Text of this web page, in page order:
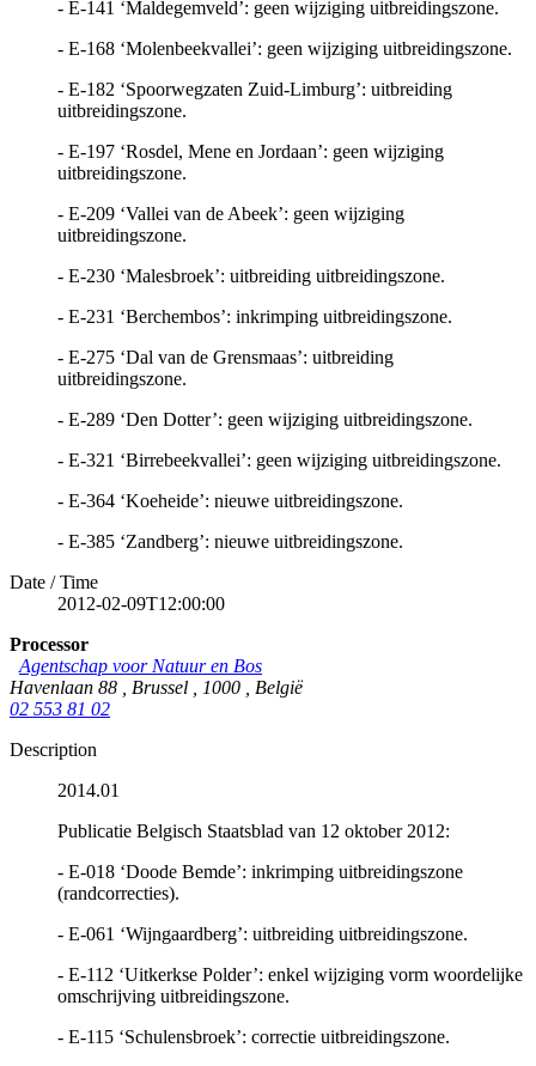
- E-141 ‘Maldegemveld’: geen wijziging uitbreidingszone.
- E-168 ‘Molenbeekvallei’: geen wijziging uitbreidingszone.
- E-182 ‘Spoorwegzaten Zuid-Limburg’: uitbreiding
uitbreidingszone.
- E-197 ‘Rosdel, Mene en Jordaan’: geen wijziging
uitbreidingszone.
- E-209 ‘Vallei van de Abeek’: geen wijziging
uitbreidingszone.
- E-230 ‘Malesbroek’: uitbreiding uitbreidingszone.
- E-231 ‘Berchembos’: inkrimping uitbreidingszone.
- E-275 ‘Dal van de Grensmaas’: uitbreiding
uitbreidingszone.
- E-289 ‘Den Dotter’: geen wijziging uitbreidingszone.
- E-321 ‘Birrebeekvallei’: geen wijziging uitbreidingszone.
- E-364 ‘Koeheide’: nieuwe uitbreidingszone.
- E-385 ‘Zandberg’: nieuwe uitbreidingszone.
Date / Time
2012-02-09T12:00:00
Processor
Agentschap voor Natuur en Bos
Havenlaan 88
Brussel 1000
België
02 553 81 02
Description
2014.01
Publicatie Belgisch Staatsblad van 12 oktober 2012:
- E-018 ‘Doode Bemde’: inkrimping uitbreidingszone
(randcorrecties).
- E-061 ‘Wijngaardberg’: uitbreiding uitbreidingszone.
- E-112 ‘Uitkerkse Polder’: enkel wijziging vorm woordelijke
omschrijving uitbreidingszone.
- E-115 ‘Schulensbroek’: correctie uitbreidingszone.